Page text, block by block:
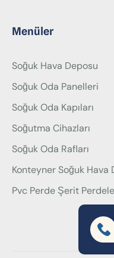
Menüler
Soğuk Hava Deposu
Soğuk Oda Panelleri
Soğuk Oda Kapıları
Soğutma Cihazları
Soğuk Oda Rafları
Konteyner Soğuk Hava
Pvc Perde Şerit